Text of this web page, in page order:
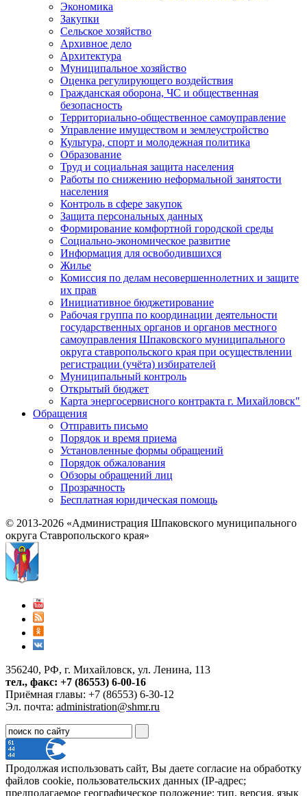
Экономика
Закупки
Сельское хозяйство
Архивное дело
Архитектура
Муниципальное хозяйство
Оценка регулирующего воздействия
Гражданская оборона, ЧС и общественная
безопасность
Территориально-общественное самоуправление
Управление имуществом и землеустройство
Культура, спорт и молодежная политика
Образование
Труд и социальная защита населения
Работы по снижению неформальной занятости
населения
Контроль в сфере закупок
Защита персональных данных
Формирование комфортной городской среды
Социально-экономическое развитие
Информация для освободившихся
Жилье
Комиссия по делам несовершеннолетних и защите
их прав
Инициативное бюджетирование
Рабочая группа по координации деятельности
государственных органов и органов местного
самоуправления Шпаковского муниципального
округа ставропольского края при осуществлении
регистрации (учёта) избирателей
Муниципальный контроль
Открытый бюджет
Карта энергосервисного контракта г. Михайловск"
Обращения
Отправить письмо
Порядок и время приема
Установленные формы обращений
Порядок обжалования
Обзоры обращений лиц
Прозрачность
Бесплатная юридическая помощь
© 2013-2026 «Администрация Шпаковского муниципального
округа Ставропольского края»
356240, РФ, г. Михайловск, ул. Ленина, 113
тел., факс: +7 (86553) 6-00-16
Приёмная главы: +7 (86553) 6-30-12
Эл. почта: administration@shmr.ru
Продолжая использовать сайт, Вы даете согласие на обработку
файлов cookie, пользовательских данных (IP-адрес;
предполагаемое географическое положение; тип, версия, язык